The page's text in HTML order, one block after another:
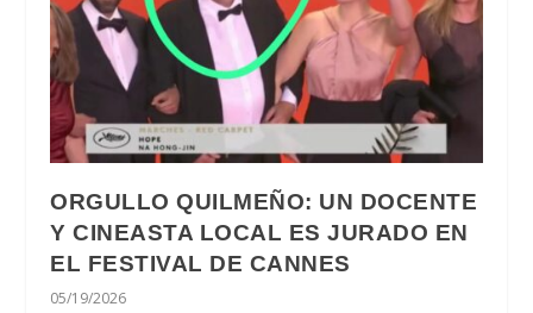
ORGULLO QUILMEÑO: UN DOCENTE
Y CINEASTA LOCAL ES JURADO EN
EL FESTIVAL DE CANNES
05/19/2026